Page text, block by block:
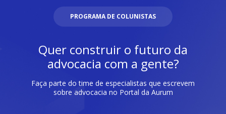
PROGRAMA DE COLUNISTAS
Quer construir o futuro da
advocacia com a gente?
Faça parte do time de especialistas que escrevem
sobre advocacia no Portal da Aurum